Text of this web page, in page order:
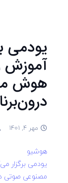
یودمی
آموزش
هوش
مهر 4, 1401
هوشیو
یودمی برگزار
مصنوعی صوتی